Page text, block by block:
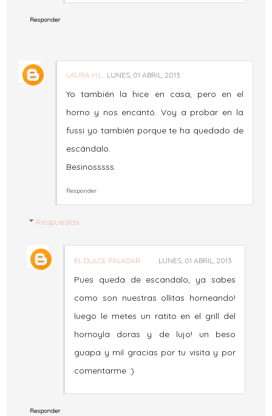
Responder
LAURA H.L. LUNES, 01 ABRIL, 2013
Yo también la hice en casa, pero en el
horno y nos encantó. Voy a probar en la
fussi yo también porque te ha quedado de
escándalo.
Besinosssss.
Responder
Respuestas
EL DULCE PALADAR LUNES, 01 ABRIL, 2013
Pues queda de escandalo, ya sabes
como son nuestras ollitas horneando!
luego le metes un ratito en el grill del
hornoyla doras y de lujo! un beso
guapa y mil gracias por tu visita y por
comentarme :)
Responder